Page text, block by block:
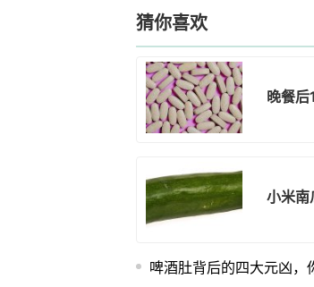
猜你喜欢
晚餐后
小米南
啤酒肚背后的四大元凶，